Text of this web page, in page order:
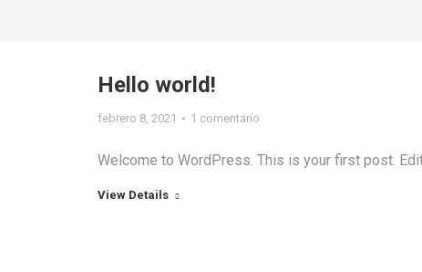
Hello world!
febrero 8, 2021 1 comentario
Welcome to WordPress. This is your first post.
View Details